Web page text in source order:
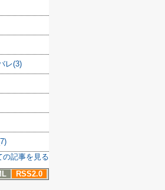
レ(3)
の記事を見る
RSS2.0